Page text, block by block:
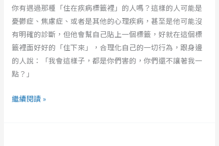
你有遇過那種「住在疾病標籤裡」的人嗎？這樣的人可能是
憂鬱症、焦慮症、或者是其他的心理疾病，甚至是他可能沒
有明確的診斷，但他會幫自己貼上一個標籤，好就在這個標
籤裡面好好的「住下來」，合理化自己的一切行為，跟身邊
的人說：「我會這樣子，都是你們害的，你們還不讓著我一
點？」
標
籤
裡
的
人」
相
繼續閱讀 »